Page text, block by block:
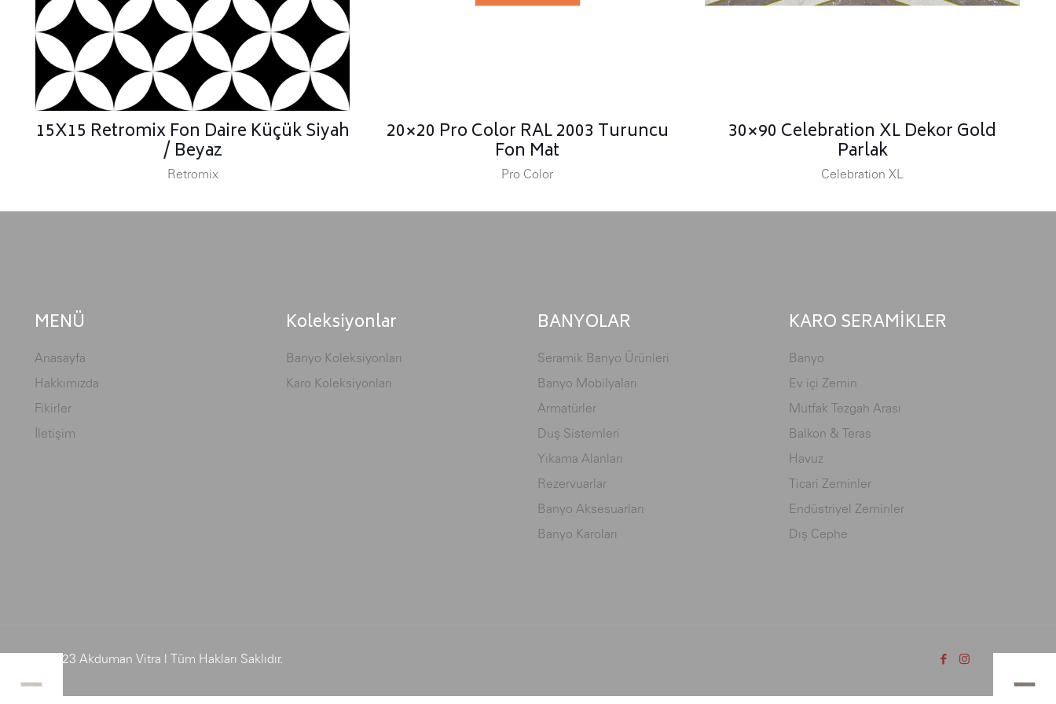
15X15 Retromix Fon Daire Küçük Siyah
/ Beyaz
Retromix
20×20 Pro Color RAL 2003 Turuncu
Fon Mat
Pro Color
30×90 Celebration XL Dekor Gold
Parlak
Celebration XL
MENÜ
Anasayfa
Hakkımızda
Fikirler
İletişim
Koleksiyonlar
Banyo Koleksiyonları
Karo Koleksiyonları
BANYOLAR
Seramik Banyo Ürünleri
Banyo Mobilyaları
Armatürler
Duş Sistemleri
Yıkama Alanları
Rezervuarlar
Banyo Aksesuarları
Banyo Karoları
KARO SERAMİKLER
Banyo
Ev içi Zemin
Mutfak Tezgah Arası
Balkon & Teras
Havuz
Ticari Zeminler
Endüstriyel Zeminler
Dış Cephe
© 2023 Akduman Vitra | Tüm Hakları Saklıdır.